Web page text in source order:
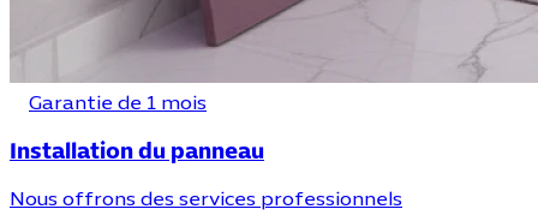
Garantie de 1 mois
Installation du panneau
Nous offrons des services professionnels